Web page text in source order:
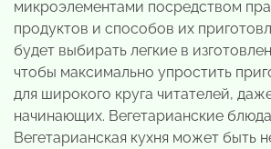
микроэлементами посредством
продуктов и способов их
будет выбирать легкие в
чтобы максимально упростить
для широкого круга читателей,
начинающих. Вегетарианские
Вегетарианская кухня может быть